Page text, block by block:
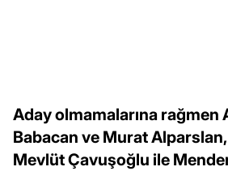
Aday olmamalarına rağmen
Babacan ve Murat
Mevlüt Çavuşoğlu ile